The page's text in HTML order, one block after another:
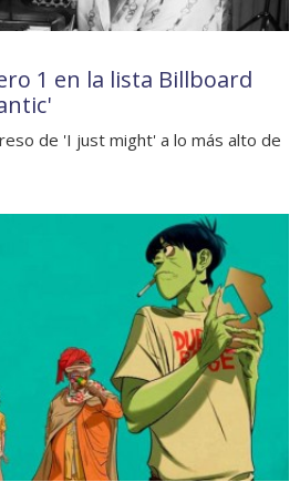
1 en la lista Billboard
de 'I just might' a lo más alto de